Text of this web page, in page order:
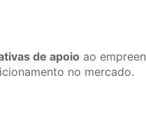
de apoio ao
no mercado.